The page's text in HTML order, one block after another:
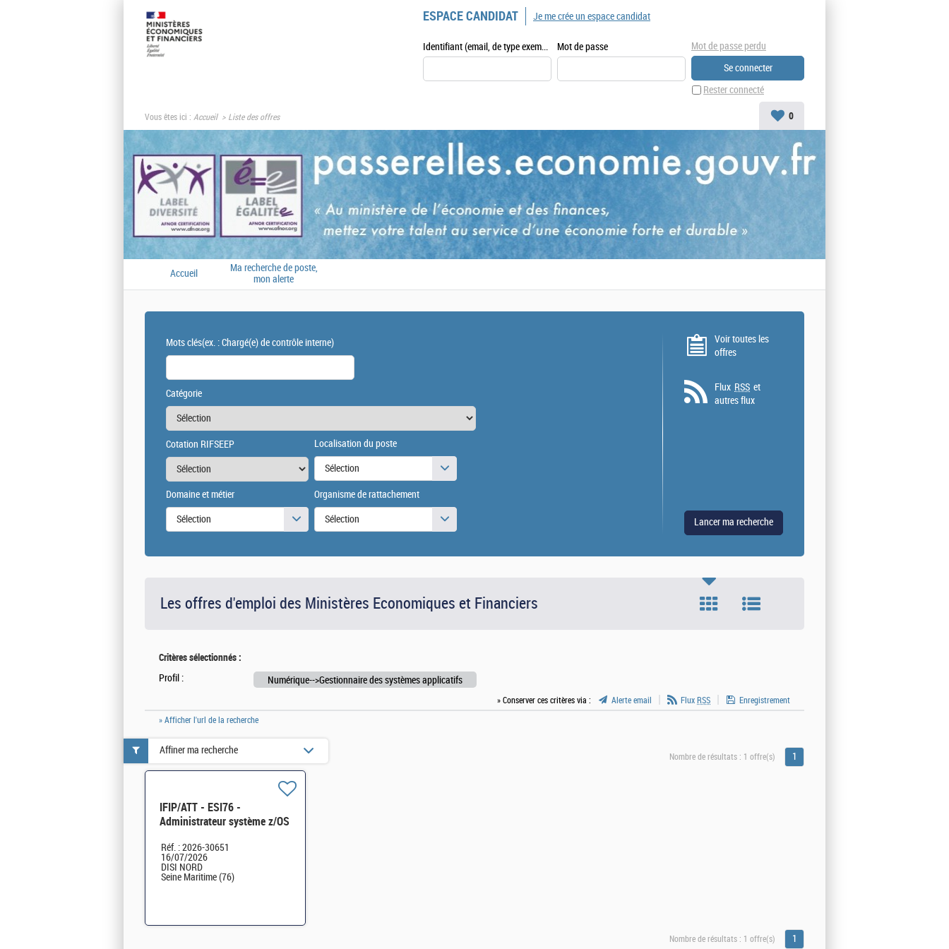
ESPACE CANDIDAT
Identifiant (email, de type exemple@exemple.fr) Mot de passe
Rester connecté
Mot de passe perdu
Je me crée un espace candidat
Vous êtes ici : Accueil Liste des offres 0
Accueil
Ma recherche de poste,
mon alerte
Mots clés(ex. : Chargé(e) de contrôle interne)
Catégorie
Cotation RIFSEEP Localisation du poste
Sélection
Domaine et métier
Sélection
Organisme de rattachement
Sélection
Voir toutes les
offres
Flux RSS et
autres flux
Les offres d'emploi des Ministères Economiques et Financiers
Critères sélectionnés :
Profil : Numérique-->Gestionnaire des systèmes applicatifs
» Conserver ces critères via : Alerte email Flux RSS
Enregistrement
» Afficher l'url de la recherche
Nombre de résultats : 1 offre(s) 1
IFIP/ATT - ESI76 -
Administrateur système z/OS
Réf. : 2026-30651
16/07/2026
DISI NORD
Seine Maritime (76)
Affiner ma recherche
Nombre de résultats : 1 offre(s) 1